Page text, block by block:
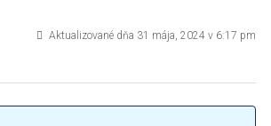
Aktualizované dňa 31 mája, 2024 v 6:17 pm